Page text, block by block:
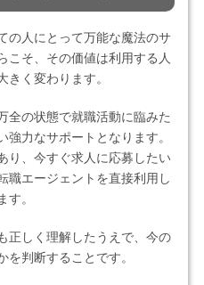
の人にとって万能な魔法のサ
こそ、その価値は利用する人
く変わります。
全の状態で就職活動に臨みた
力なサポートとなります。
り、今すぐ求人に応募したい
職エージェントを直接利用し
。
正しく理解したうえで、今の
を判断することです。